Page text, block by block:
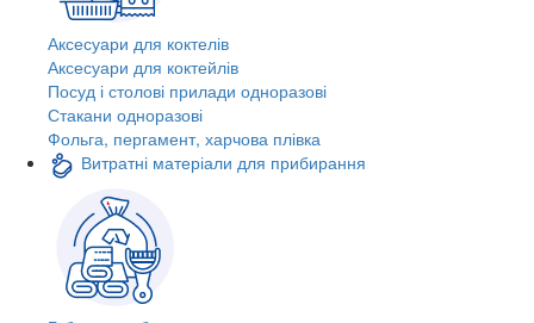
Аксесуари для коктелів
Аксесуари для коктейлів
Посуд і столові прилади одноразові
Стакани одноразові
Фольга, пергамент, харчова плівка
Витратні матеріали для прибирання